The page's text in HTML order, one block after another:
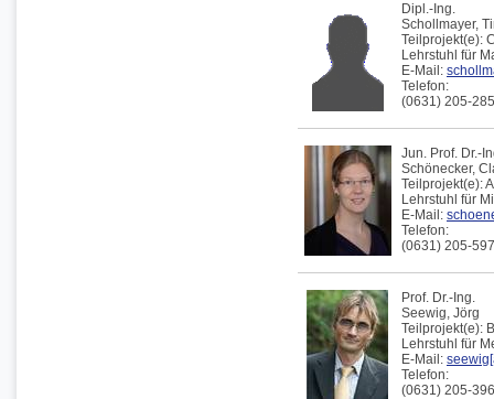
Dipl.-Ing.
Schollmayer,
Teilprojekt(e):
Lehrstuhl für
E-Mail:
Telefon:
(0631) 205-
Jun. Prof. Dr.-
Schönecker,
Teilprojekt(e):
Lehrstuhl für
E-Mail:
Telefon:
(0631) 205-
Prof. Dr.-Ing.
Seewig, Jörg
Teilprojekt(e):
Lehrstuhl für
E-Mail:
Telefon:
(0631) 205-